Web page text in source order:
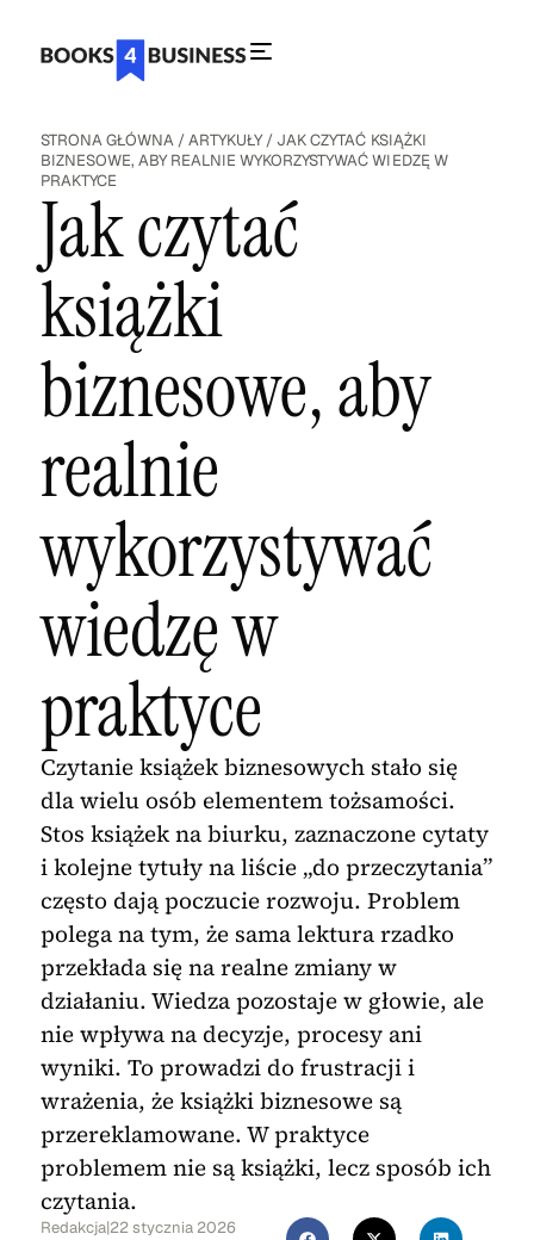
STRONA GŁÓWNA /ARTYKUŁY/ JAK CZYTAĆ KSIĄŻKI
BIZNESOWE, ABY REALNIE WYKORZYSTYWAĆ WIEDZĘ W
PRAKTYCE
Jak czytać
książki
biznesowe, aby
realnie
wykorzystywać
wiedzę w
praktyce
Czytanie książek biznesowych stało się
dla wielu osób elementem tożsamości.
Stos książek na biurku, zaznaczone cytaty
i kolejne tytuły na liście „do przeczytania”
często dają poczucie rozwoju. Problem
polega na tym, że sama lektura rzadko
przekłada się na realne zmiany w
działaniu. Wiedza pozostaje w głowie, ale
nie wpływa na decyzje, procesy ani
wyniki. To prowadzi do frustracji i
wrażenia, że książki biznesowe są
przereklamowane. W praktyce
problemem nie są książki, lecz sposób ich
czytania.
Redakcja|22 stycznia 2026